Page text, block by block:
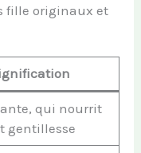
fille originaux et
qui nourrit
gentillesse